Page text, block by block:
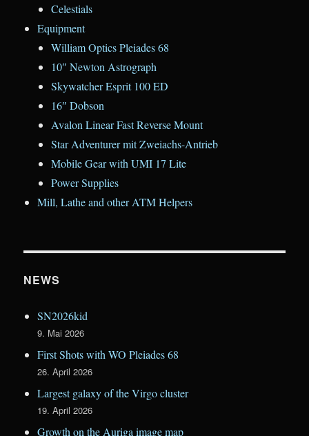
Celestials
Equipment
William Optics Pleiades 68
10″ Newton Astrograph
Skywatcher Esprit 100 ED
16″ Dobson
Avalon Linear Fast Reverse Mount
Star Adventurer mit Zweiachs-Antrieb
Mobile Gear with UMI 17 Lite
Power Supplies
Mill, Lathe and other ATM Helpers
NEWS
SN2026kid
9. Mai 2026
First Shots with WO Pleiades 68
26. April 2026
Largest galaxy of the Virgo cluster
19. April 2026
Growth on the Auriga image map